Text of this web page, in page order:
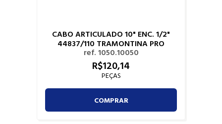
CABO ARTICULADO 10" ENC. 1/2"
44837/110 TRAMONTINA PRO
ref. 1050.10050
R$120,14
PEÇAS
COMPRAR